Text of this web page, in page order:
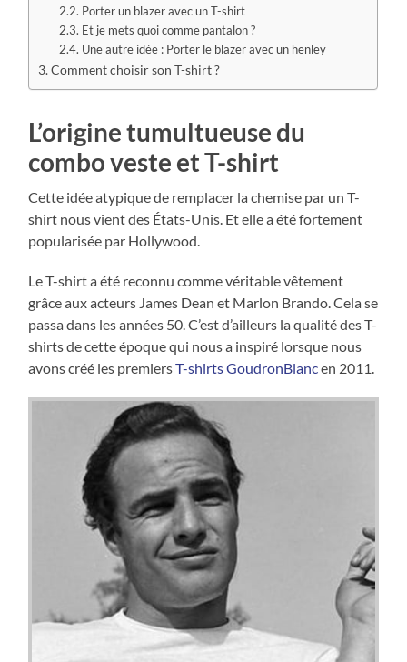
Porter un blazer avec un T-shirt
Et je mets quoi comme pantalon ?
Une autre idée : Porter le blazer avec un henley
Comment choisir son T-shirt ?
L’origine tumultueuse du
combo veste et T-shirt
Cette idée atypique de remplacer la chemise par un T-
shirt nous vient des États-Unis. Et elle a été fortement
popularisée par Hollywood.
Le T-shirt a été reconnu comme véritable vêtement
grâce aux acteurs James Dean et Marlon Brando. Cela se
passa dans les années 50. C’est d’ailleurs la qualité des T-
shirts de cette époque qui nous a inspiré lorsque nous
avons créé les premiersT-shirts GoudronBlancen 2011.